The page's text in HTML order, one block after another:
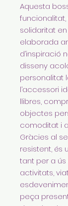
Aquesta
solidaritat
elaborada
d’inspiració
disseny
personalitat
l’accessori
llibres,
objectes
comoditat i
Gràcies al
resistent, és
tant per a
activitats,
peça